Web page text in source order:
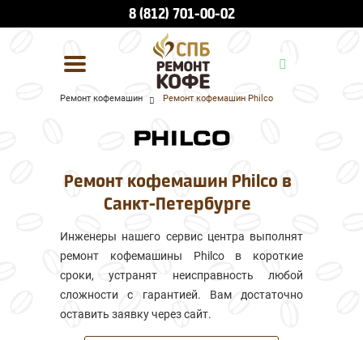
ВСЕ БРЕНДЫ
8 (812) 701-00-02
Ремонт кофемашин Ремонт кофемашин Philco
Ремонт кофемашин Philco в
Санкт-Петербурге
Инженеры нашего сервис центра выполнят
ремонт кофемашины Philco в короткие
сроки, устранят неисправность любой
сложности с гарантией. Вам достаточно
оставить заявку через сайт.